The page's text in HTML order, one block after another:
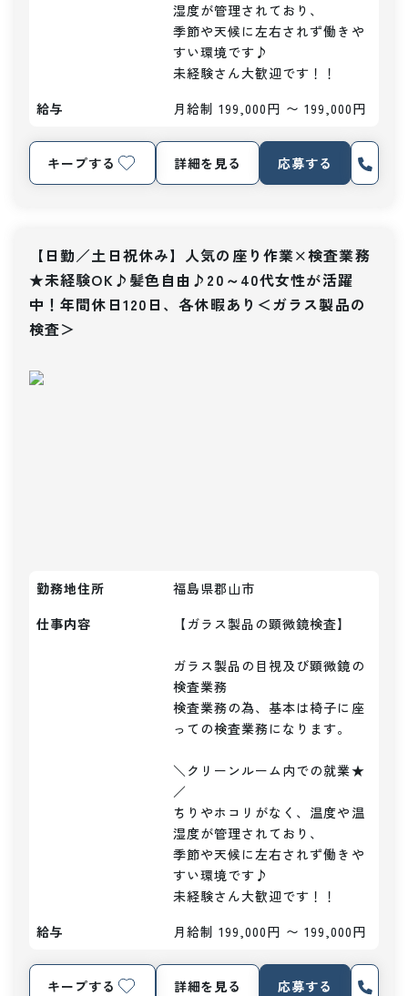
湿度が管理されており、
季節や天候に左右されず働きや
すい環境です♪
未経験さん大歓迎です！！
給与
月給制 199,000円 〜 199,000円
キープする 詳細を見る 応募する
【日勤／土日祝休み】人気の座り作業×検査業務
★未経験OK♪髪色自由♪20～40代女性が活躍
中！年間休日120日、各休暇あり＜ガラス製品の
検査＞
勤務地住所
福島県郡山市
仕事内容
【ガラス製品の顕微鏡検査】
ガラス製品の目視及び顕微鏡の
検査業務
検査業務の為、基本は椅子に座
っての検査業務になります。
＼クリーンルーム内での就業★
／
ちりやホコリがなく、温度や温
湿度が管理されており、
季節や天候に左右されず働きや
すい環境です♪
未経験さん大歓迎です！！
給与
月給制 199,000円 〜 199,000円
キープする 詳細を見る 応募する